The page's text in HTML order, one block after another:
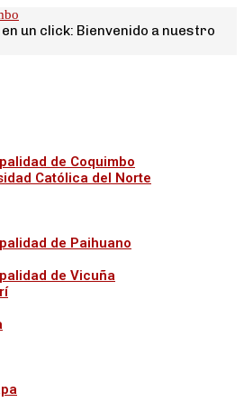
un click: Bienvenido a nuestro
de Coquimbo
Católica del Norte
de Paihuano
de Vicuña